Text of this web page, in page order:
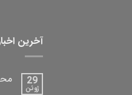
آخرین
29
ژوئن